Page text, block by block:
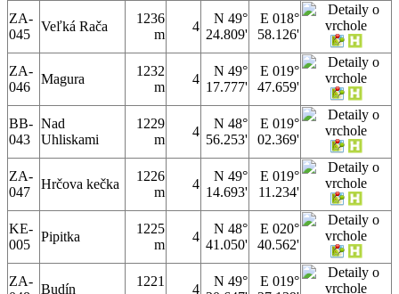
ZA-
045
Veľká Rača
1236
m
4
N 49°
24.809'
E 018°
58.126'
ZA-
046
Magura
1232
m
4
N 49°
17.777'
E 019°
47.659'
BB-
043
Nad
Uhliskami
1229
m
4
N 48°
56.253'
E 019°
02.369'
ZA-
047
Hrčova kečka
1226
m
4
N 49°
14.693'
E 019°
11.234'
KE-
005
Pipitka
1225
m
4
N 48°
41.050'
E 020°
40.562'
ZA-
Budín
1221
4
N 49°
E 019°